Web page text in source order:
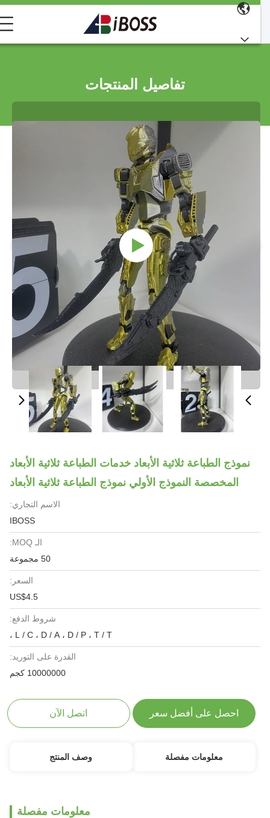
تفاصيل المنتجات
نموذج الطباعة ثلاثية الأبعاد خدمات الطباعة ثلاثية الأبعاد
المخصصة النموذج الأولي نموذج الطباعة ثلاثية الأبعاد
الاسم التجاري:
IBOSS
الـ MOQ:
50 مجموعة
السعر:
US$4.5
شروط الدفع:
L / C ، D / A ، D / P ، T / T ،
القدرة على التوريد:
10000000 كجم
احصل على أفضل سعر اتصل الآن
معلومات مفصلة وصف المنتج
معلومات مفصلة